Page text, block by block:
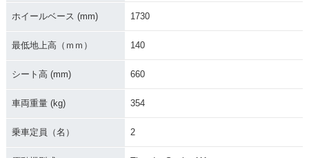
ホイールベース (mm) 1730
最低地上高（ｍｍ） 140
シート高 (mm) 660
車両重量 (kg) 354
乗車定員（名） 2